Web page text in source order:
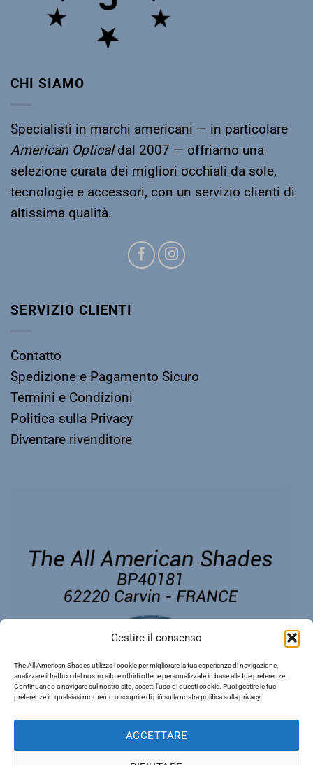
Gestire il consenso
The All American Shades utilizza i cookie per migliorare la tua esperienza di navigazione,
analizzare il traffico del nostro sito e offrirti offerte personalizzate in base alle tue preferenze.
Continuando a navigare sul nostro sito, accetti l'uso di questi cookie. Puoi gestire le tue
preferenze in qualsiasi momento o scoprire di più sulla nostra politica sulla privacy.
ACCETTARE
CHI SIAMO
Specialisti in marchi americani — in particolare
American Opticaldal 2007 — offriamo una
selezione curata dei migliori occhiali da sole,
tecnologie e accessori, con un servizio clienti di
altissima qualità.
SERVIZIO CLIENTI
Contatto
Spedizione e Pagamento Sicuro
Termini e Condizioni
Politica sulla Privacy
Diventare rivenditore